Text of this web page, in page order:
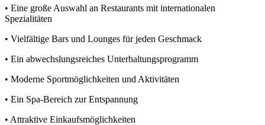
• Eine große Auswahl an Restaurants mit internationalen
Spezialitäten
• Vielfältige Bars und Lounges für jeden Geschmack
• Ein abwechslungsreiches Unterhaltungsprogramm
• Moderne Sportmöglichkeiten und Aktivitäten
• Ein Spa-Bereich zur Entspannung
• Attraktive Einkaufsmöglichkeiten